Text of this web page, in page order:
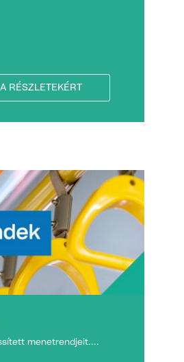
A RÉSZLETEKÉRT
menetrendjeit....